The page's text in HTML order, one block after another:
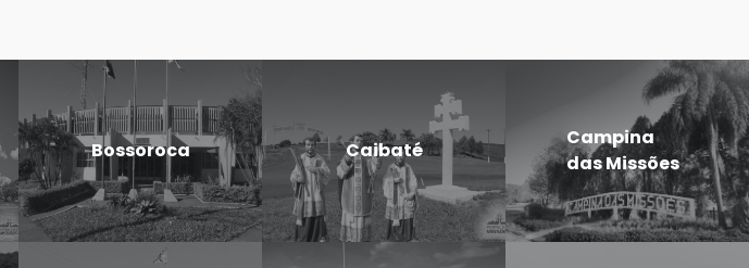
Bossoroca Caibaté
Campina
das Missões